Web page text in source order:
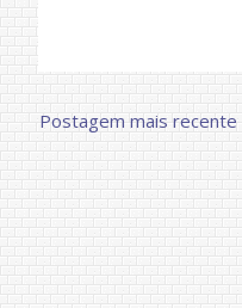
Postagem mais recente